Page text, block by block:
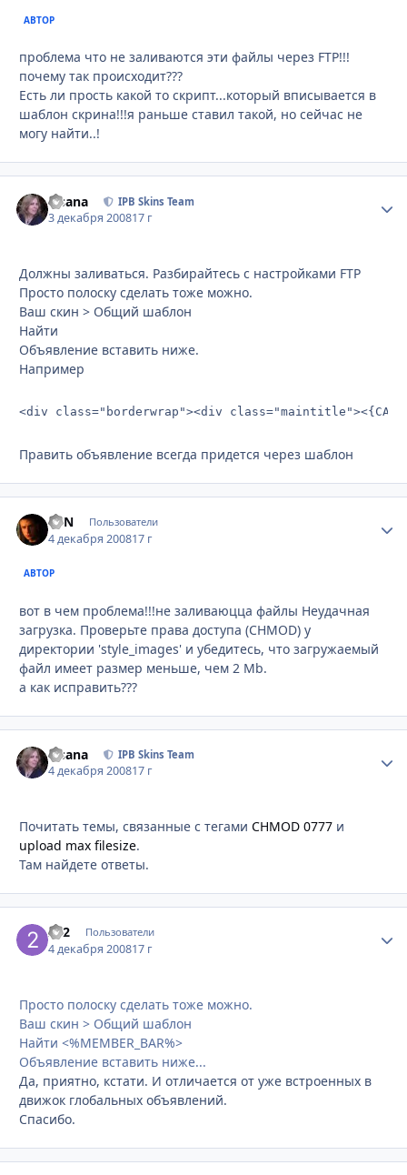
АВТОР
проблема что не заливаются эти файлы через FTP!!!
почему так происходит???
Есть ли прость какой то скрипт...который вписывается в
шаблон скрина!!!я раньше ставил такой, но сейчас не
могу найти..!
Fisana IPB Skins Team
3 декабря 200817 г
Должны заливаться. Разбирайтесь с настройками FTP
Просто полоску сделать тоже можно.
Ваш скин > Общий шаблон
Найти
Объявление вставить ниже.
Например
<div class="borderwrap"><div
Править объявление всегда придется через шаблон
EVN Пользователи
4 декабря 200817 г
АВТОР
вот в чем проблема!!!не заливаюцца файлы Неудачная
загрузка. Проверьте права доступа (CHMOD) у
директории 'style_images' и убедитесь, что загружаемый
файл имеет размер меньше, чем 2 Mb.
а как исправить???
Fisana IPB Skins Team
4 декабря 200817 г
Почитать темы, связанные с тегами CHMOD 0777 и
upload max filesize.
Там найдете ответы.
2x2 Пользователи
4 декабря 200817 г
Просто полоску сделать тоже можно.
Ваш скин > Общий шаблон
Найти <%MEMBER_BAR%>
Объявление вставить ниже...
Да, приятно, кстати. И отличается от уже встроенных в
движок глобальных объявлений.
Спасибо.